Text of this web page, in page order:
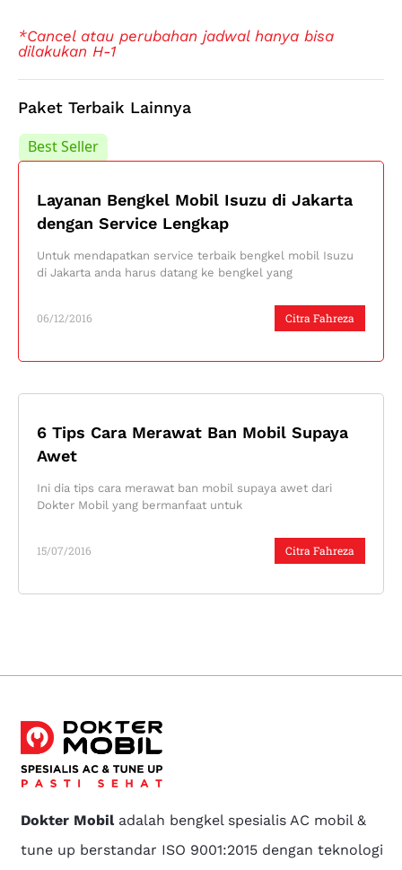
*Cancel atau perubahan jadwal hanya bisa
dilakukan H-1
Paket Terbaik Lainnya
Best Seller
Layanan Bengkel Mobil Isuzu di Jakarta
dengan Service Lengkap
Citra Fahreza
06/12/2016
Untuk mendapatkan service terbaik bengkel mobil Isuzu
di Jakarta anda harus datang ke bengkel yang
Best Seller
6 Tips Cara Merawat Ban Mobil Supaya
Awet
Citra Fahreza
15/07/2016
Ini dia tips cara merawat ban mobil supaya awet dari
Dokter Mobil yang bermanfaat untuk
Dokter Mobiladalah bengkel spesialis AC mobil &
tune up berstandar ISO 9001:2015 dengan teknologi